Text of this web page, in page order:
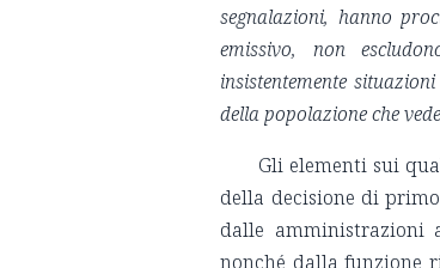
segnalazioni, hanno
emissivo, non
insistentemente
della popolazione che
Gli elementi sui
della decisione di
dalle amministrazioni
nonché dalla funzione